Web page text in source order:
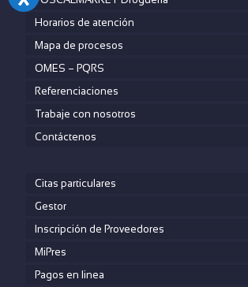
Horarios de atención
Mapa de procesos
OMES – PQRS
Referenciaciones
Trabaje con nosotros
Contáctenos
Citas particulares
Gestor
Inscripción de Proveedores
MiPres
Pagos en linea